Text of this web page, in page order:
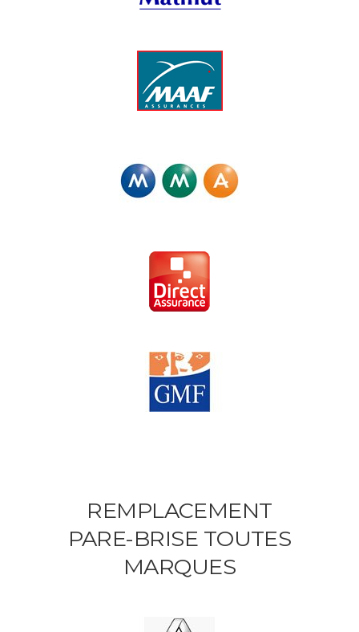
REMPLACEMENT
PARE-BRISE TOUTES
MARQUES